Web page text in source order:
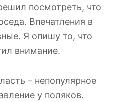
посмотреть, что
Впечатления в
Я опишу то, что
внимание.
– непопулярное
у поляков.